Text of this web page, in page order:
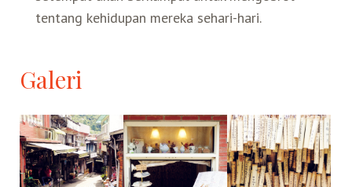
Pasar Malam
tentang kehidupan mereka sehari-hari.
Galeri